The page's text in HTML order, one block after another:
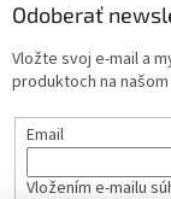
Odoberať
Vložte svoj e-mail a
produktoch na
Email
Vložením e-mailu